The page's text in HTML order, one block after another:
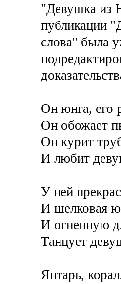
"Девушка из
публикации
слова" была
Он юнга, его
Он обожает
Он курит
И любит
У ней
И шелковая
И огненную
Танцует
Янтарь,